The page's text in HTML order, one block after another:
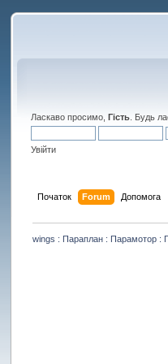
Ласкаво просимо,Гість . Будь
Увійти
Початок Forum Допомога
wings : Параплан : Парамотор :